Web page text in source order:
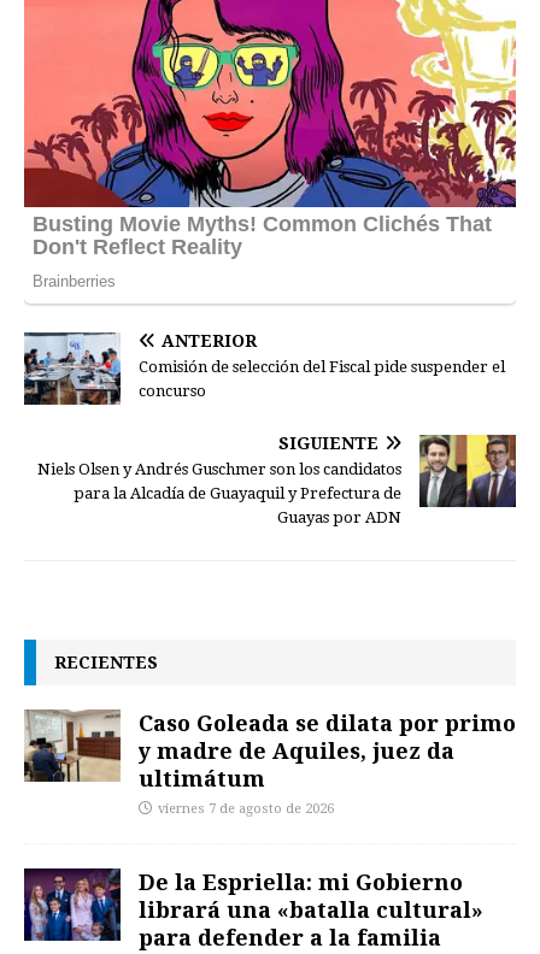
ANTERIOR
Comisión de selección del Fiscal pide suspender el
concurso
SIGUIENTE
Niels Olsen y Andrés Guschmer son los candidatos
para la Alcadía de Guayaquil y Prefectura de
Guayas por ADN
RECIENTES
Caso Goleada se dilata por primo
y madre de Aquiles, juez da
ultimátum
viernes 7 de agosto de 2026
De la Espriella: mi Gobierno
librará una «batalla cultural»
para defender a la familia